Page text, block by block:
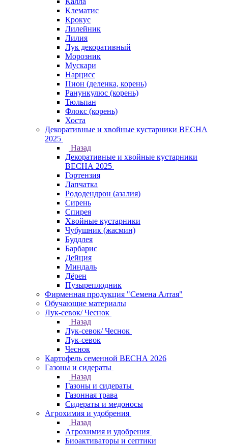
Клематис
Крокус
Лилейник
Лилия
Лук декоративный
Морозник
Мускари
Нарцисс
Пион (деленка, корень)
Ранункулюс (корень)
Тюльпан
Флокс (корень)
Хоста
Декоративные и хвойные кустарники ВЕСНА
2025
Назад
Декоративные и хвойные кустарники
ВЕСНА 2025
Гортензия
Лапчатка
Рододендрон (азалия)
Сирень
Спирея
Хвойные кустарники
Чубушник (жасмин)
Буддлея
Барбарис
Дейция
Миндаль
Дёрен
Пузыреплодник
Фирменная продукция "Семена Алтая"
Обучающие материалы
Лук-севок/ Чеснок
Назад
Лук-севок/ Чеснок
Лук-севок
Чеснок
Картофель семенной ВЕСНА 2026
Газоны и сидераты
Назад
Газоны и сидераты
Газонная трава
Сидераты и медоносы
Агрохимия и удобрения
Назад
Агрохимия и удобрения
Биоактиваторы и септики